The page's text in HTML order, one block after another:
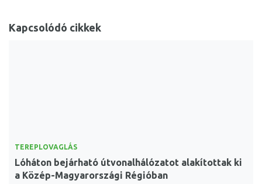
Kapcsolódó cikkek
TEREPLOVAGLÁS
Lóháton bejárható útvonalhálózatot alakítottak ki
a Közép-Magyarországi Régióban